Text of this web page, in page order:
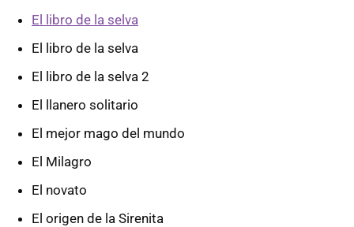
El libro de la selva
El libro de la selva
El libro de la selva 2
El llanero solitario
El mejor mago del mundo
El Milagro
El novato
El origen de la Sirenita